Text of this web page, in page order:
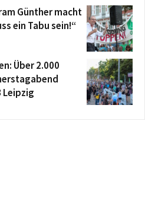
Günther macht
ein Tabu sein!“
Über 2.000
Leipzig